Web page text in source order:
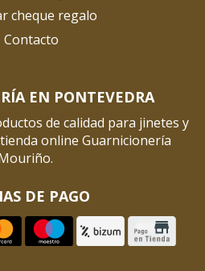
EN PONTEVEDRA
de calidad para jinetes y
online Guarnicionería
DE PAGO
cheque regalo
Contacto